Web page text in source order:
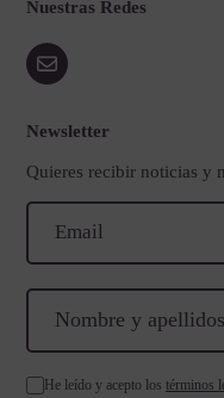
Nuestras Redes
Newsletter
Quieres recibir noticias y
He leído y acepto los términos